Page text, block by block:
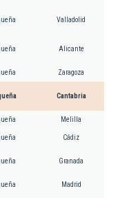
Valladolid
Alicante
Zaragoza
Cantabria
Melilla
Cádiz
Granada
Madrid